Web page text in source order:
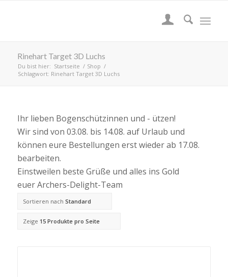
Rinehart Target 3D Luchs
Du bist hier: Startseite / Shop /
Schlagwort: Rinehart Target 3D Luchs
Ihr lieben Bogenschützinnen und - ützen!
Wir sind von 03.08. bis 14.08. auf Urlaub und
können eure Bestellungen erst wieder ab 17.08.
bearbeiten.
Einstweilen beste Grüße und alles ins Gold
euer Archers-Delight-Team
Sortieren nach Standard
Zeige 15 Produkte pro Seite